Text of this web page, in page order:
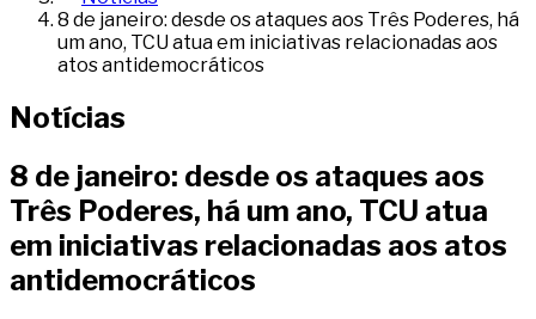
8 de janeiro: desde os ataques aos Três Poderes, há
um ano, TCU atua em iniciativas relacionadas aos
atos antidemocráticos
Notícias
8 de janeiro: desde os ataques aos
Três Poderes, há um ano, TCU atua
em iniciativas relacionadas aos atos
antidemocráticos